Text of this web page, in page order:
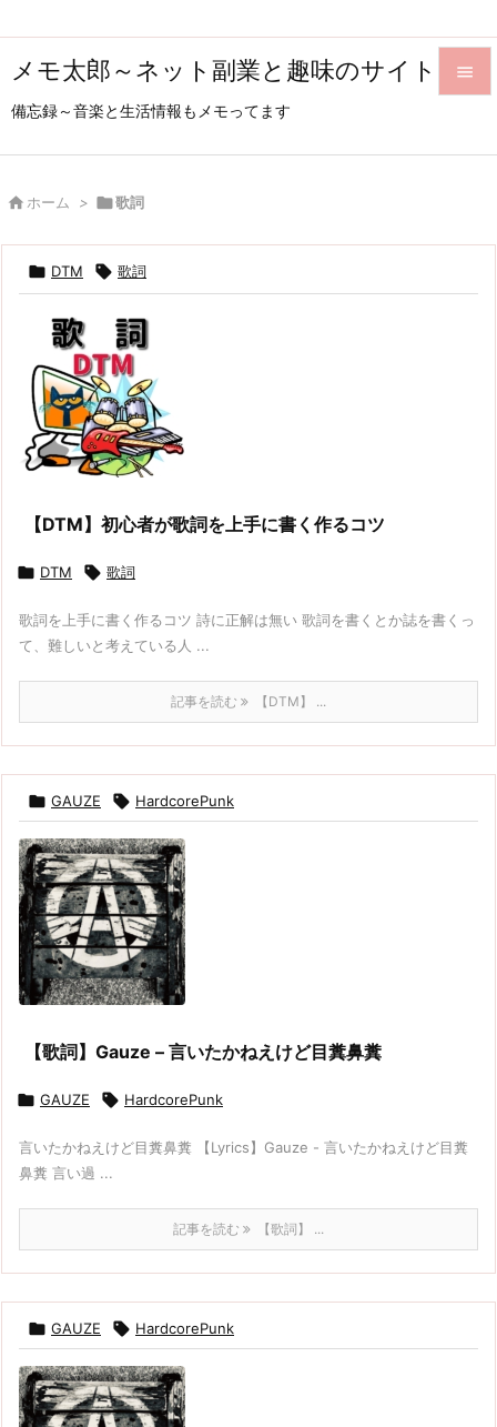
メモ太郎～ネット副業と趣味のサイト
備忘録～音楽と生活情報もメモってます


 ホーム > 歌詞
 DTM  歌詞
【DTM】初心者が歌詞を上手に書く作るコツ
 DTM  歌詞
歌詞を上手に書く作るコツ 詩に正解は無い 歌詞を書くとか誌を書くっ
て、難しいと考えている人 ...
記事を読む 【DTM】 ...
 GAUZE  HardcorePunk
【歌詞】Gauze – 言いたかねえけど目糞鼻糞
 GAUZE  HardcorePunk
言いたかねえけど目糞鼻糞 【Lyrics】Gauze - 言いたかねえけど目糞
鼻糞 言い過 ...
記事を読む 【歌詞】 ...
 GAUZE  HardcorePunk